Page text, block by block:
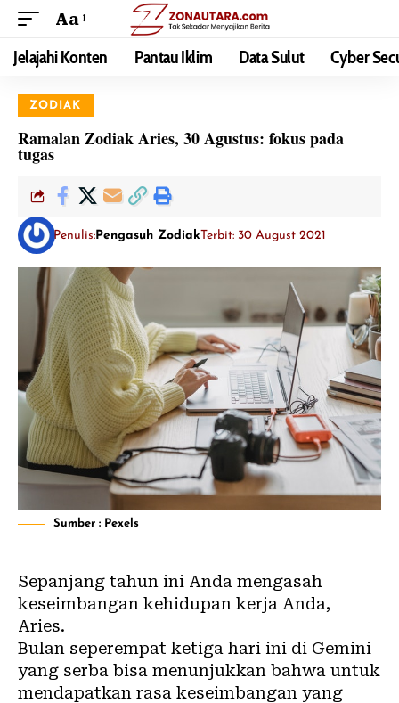
Aa
Jelajahi Konten Pantau Iklim Data Sulut Cyber
ZODIAK
Ramalan Zodiak Aries, 30 Agustus: fokus pada
tugas
Penulis: Pengasuh ZodiakTerbit: 30 August 2021
Sumber : Pexels
Sepanjang tahun ini Anda mengasah
keseimbangan kehidupan kerja Anda,
Aries.
Bulan seperempat ketiga hari ini di Gemini
yang serba bisa menunjukkan bahwa untuk
mendapatkan rasa keseimbangan yang